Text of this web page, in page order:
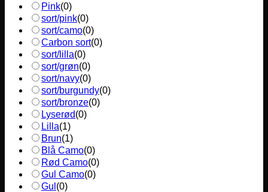
Pink(0)
sort/pink(0)
sort/camo(0)
Carbon sort(0)
sort/lilla(0)
sort/grøn(0)
sort/navy(0)
sort/burgundy(0)
sort/bronze(0)
Lyserød(0)
Lilla(1)
Brun(1)
Blå Camo(0)
Rød Camo(0)
Gul Camo(0)
Gul (0)